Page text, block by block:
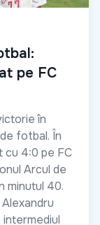
pe FC
în
fotbal. În
cu 4:0 pe FC
Arcul de
minutul 40.